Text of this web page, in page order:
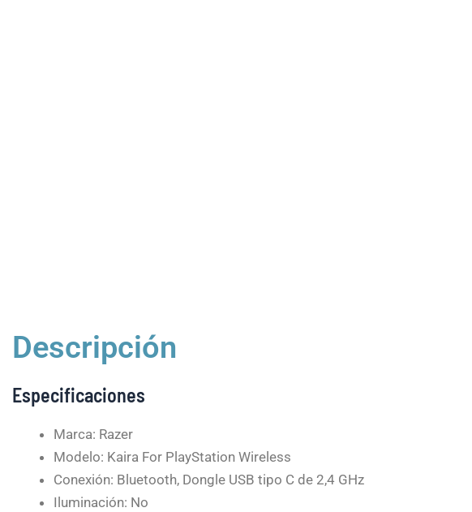
Descripción
Especificaciones
Marca: Razer
Modelo: Kaira For PlayStation Wireless
Conexión: Bluetooth, Dongle USB tipo C de 2,4 GHz
Iluminación: No